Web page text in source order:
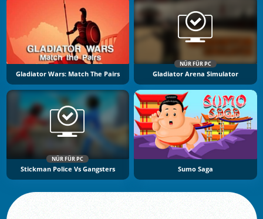
Gladiator Wars: Match The Pairs
NÜR FÜR PC
Gladiator Arena Simulator
NÜR FÜR PC
Stickman Police Vs Gangsters Sumo Saga